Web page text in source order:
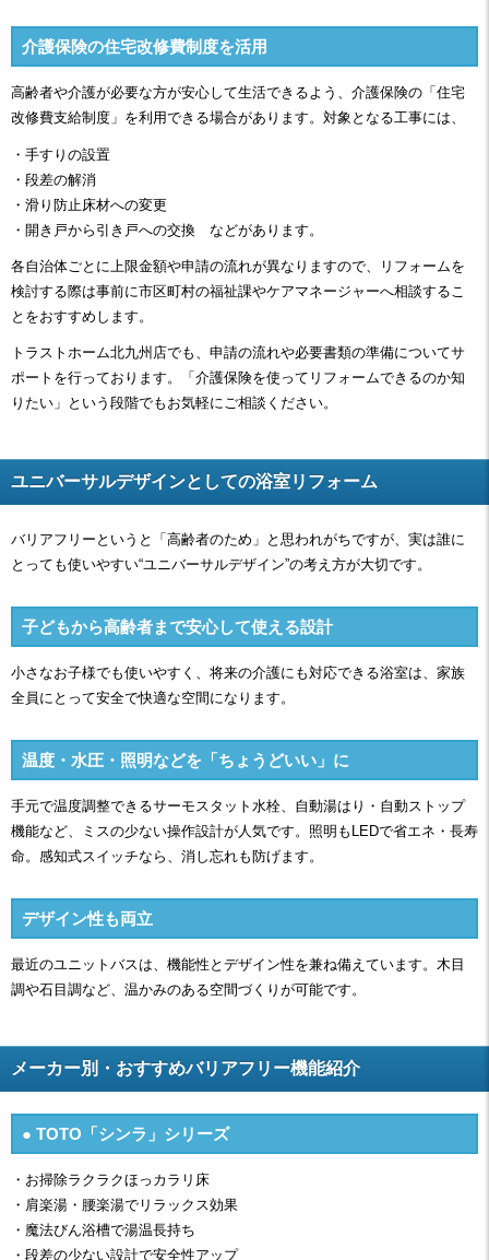
介護保険の住宅改修費制度を活用
高齢者や介護が必要な方が安心して生活できるよう、介護保険の「住宅
改修費支給制度」を利用できる場合があります。対象となる工事には、
・手すりの設置
・段差の解消
・滑り防止床材への変更
・開き戸から引き戸への交換 などがあります。
各自治体ごとに上限金額や申請の流れが異なりますので、リフォームを
検討する際は事前に市区町村の福祉課やケアマネージャーへ相談するこ
とをおすすめします。
トラストホーム北九州店でも、申請の流れや必要書類の準備についてサ
ポートを行っております。「介護保険を使ってリフォームできるのか知
りたい」という段階でもお気軽にご相談ください。
ユニバーサルデザインとしての浴室リフォーム
バリアフリーというと「高齢者のため」と思われがちですが、実は誰に
とっても使いやすい“ユニバーサルデザイン”の考え方が大切です。
子どもから高齢者まで安心して使える設計
小さなお子様でも使いやすく、将来の介護にも対応できる浴室は、家族
全員にとって安全で快適な空間になります。
温度・水圧・照明などを「ちょうどいい」に
手元で温度調整できるサーモスタット水栓、自動湯はり・自動ストップ
機能など、ミスの少ない操作設計が人気です。照明もLEDで省エネ・長寿
命。感知式スイッチなら、消し忘れも防げます。
デザイン性も両立
最近のユニットバスは、機能性とデザイン性を兼ね備えています。木目
調や石目調など、温かみのある空間づくりが可能です。
メーカー別・おすすめバリアフリー機能紹介
● TOTO「シンラ」シリーズ
・お掃除ラクラクほっカラリ床
・肩楽湯・腰楽湯でリラックス効果
・魔法びん浴槽で湯温長持ち
・段差の少ない設計で安全性アップ